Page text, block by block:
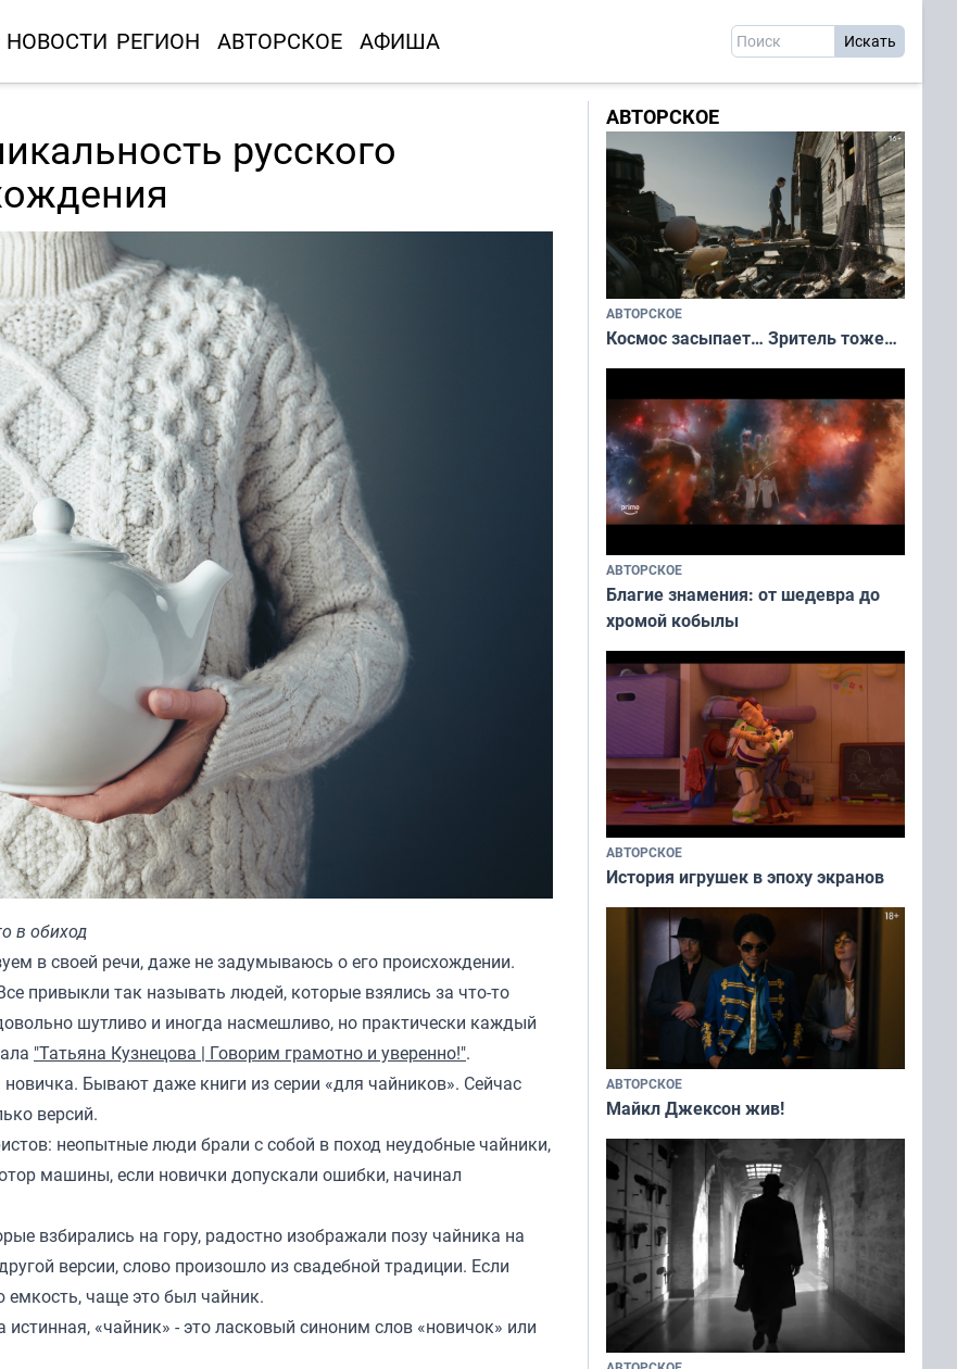
НОВОСТИ РЕГИОН АВТОРСКОЕ АФИША
русского
в обиход
в своей речи, даже не задумываюсь о его происхождении.
привыкли так называть людей, которые взялись за что-то
шутливо и иногда насмешливо, но практически каждый
"Татьяна Кузнецова | Говорим грамотно и уверенно!".
Бывают даже книги из серии «для чайников». Сейчас
версий.
неопытные люди брали с собой в поход неудобные чайники,
машины, если новички допускали ошибки, начинал
взбирались на гору, радостно изображали позу чайника на
версии, слово произошло из свадебной традиции. Если
емкость, чаще это был чайник.
«чайник» - это ласковый синоним слов «новичок» или
АВТОРСКОЕ
АВТОРСКОЕ
Космос засыпает… Зритель тоже…
АВТОРСКОЕ
Благие знамения: от шедевра до
хромой кобылы
АВТОРСКОЕ
История игрушек в эпоху экранов
АВТОРСКОЕ
Майкл Джексон жив!